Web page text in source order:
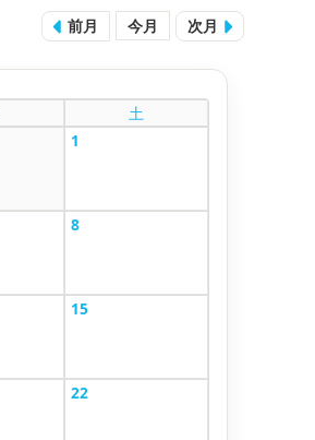
前月 今月 次月
土
1
8
15
22